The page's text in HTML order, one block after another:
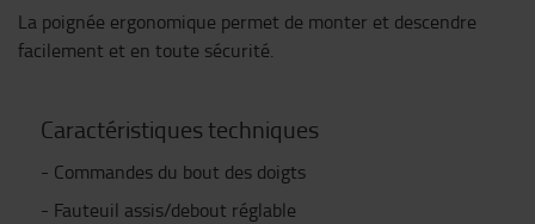
La poignée ergonomique permet de monter et descendre
facilement et en toute sécurité.
Caractéristiques techniques
- Commandes du bout des doigts
- Fauteuil assis/debout réglable